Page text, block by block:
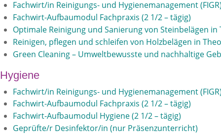
Fachwirt/in Reinigungs- und Hygienemanagement
Fachwirt-Aufbaumodul Fachpraxis (2 1/2 – tägig)
Optimale Reinigung und Sanierung von Steinbelägen in
Reinigen, pflegen und schleifen von Holzbelägen in
Green Cleaning – Umweltbewusste und nachhaltige
Hygiene
Fachwirt/in Reinigungs- und Hygienemanagement
Fachwirt-Aufbaumodul Fachpraxis (2 1/2 – tägig)
Fachwirt-Aufbaumodul Hygiene (2 1/2 – tägig)
Geprüfte/r Desinfektor/in (nur Präsenzunterricht)